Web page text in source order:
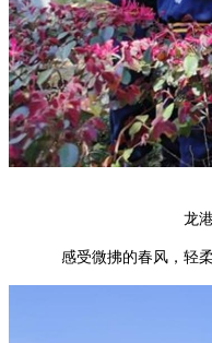
龙
感受微拂的春风，轻